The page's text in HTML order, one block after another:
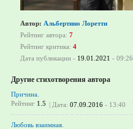
Автор: Альбертино Лоретти
Рейтинг автора: 7
Рейтинг критика: 4
Дата публикации - 19.01.2021 - 09:26
Другие стихотворения автора
Причина.
Рейтинг 1.5 | Дата: 07.09.2016 - 13:40
Любовь взаимная.